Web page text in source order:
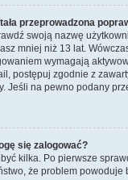
przeprowadzona
swoją nazwę
mniej niż 13 lat.
wymagają
postępuj zgodnie z
Jeśli na pewno podany
się zalogować?
kilka. Po pierwsze
że problem powoduje